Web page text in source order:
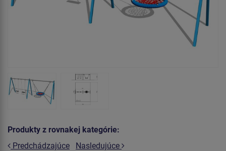
Produkty z rovnakej kategórie:
Predchádzajúce
Nasledujúce